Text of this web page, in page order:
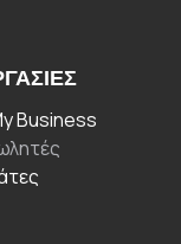
Business